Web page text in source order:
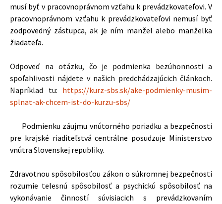
musí byť v pracovnoprávnom vzťahu k prevádzkovateľovi. V
pracovnoprávnom vzťahu k prevádzkovateľovi nemusí byť
zodpovedný zástupca, ak je ním manžel alebo manželka
žiadateľa.
Odpoveď na otázku, čo je podmienka bezúhonnosti a
spoľahlivosti nájdete v našich predchádzajúcich článkoch.
Napríklad tu: https://kurz-sbs.sk/ake-podmienky-musim-
splnat-ak-chcem-ist-do-kurzu-sbs/
Podmienku záujmu vnútorného poriadku a bezpečnosti
pre krajské riaditeľstvá centrálne posudzuje Ministerstvo
vnútra Slovenskej republiky.
Zdravotnou spôsobilosťou zákon o súkromnej bezpečnosti
rozumie telesnú spôsobilosť a psychickú spôsobilosť na
vykonávanie činností súvisiacich s prevádzkovaním